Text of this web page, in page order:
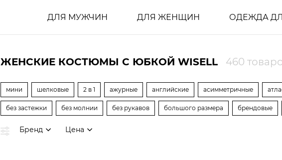
ДЛЯ МУЖЧИН ДЛЯ ЖЕНЩИН ОДЕЖДА
ЖЕНСКИЕ КОСТЮМЫ С ЮБКОЙ WISELL 460
мини шелковые 2 в 1 ажурные английские асимметричные
без застежки без молнии без рукавов большого размера брендовые
Бренд Цена